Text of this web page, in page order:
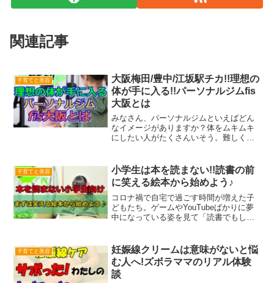
関連記事
子育てと美容
大阪梅田/豊中/江坂駅チカ!!理想の
体が手に入る!!パーソナルジムfis
大阪とは
みなさん、パーソナルジムといえばどん
なイメージがありますか？体をムキムキ
にしたい人がたくさんいそう。難しくて
は今までのよくあるパーソナルジムとは
違います！ダイエット...
子育てと美容
小学生は本を読まない!!読書の前
に笑える絵本から始めよう♪
コロナ禍で自宅で過ごす時間が増えた子
どもたち。ゲームやYouTubeばかりに夢
中になっている姿を見て「読書でもして
つけさせるのは決して難しいことではあ
りません。本って面...
子育てと美容
妊娠線クリームは意味がないと悩
む人へ!ズボラママのリアル体験
談